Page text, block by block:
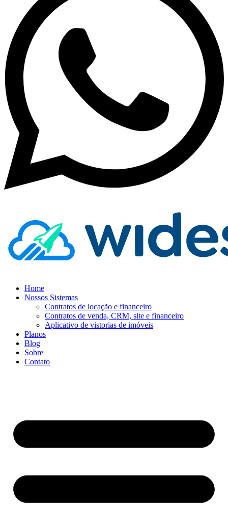
Home
Nossos Sistemas
Contratos de locação e financeiro
Contratos de venda, CRM, site e financeiro
Aplicativo de vistorias de imóveis
Planos
Blog
Sobre
Contato